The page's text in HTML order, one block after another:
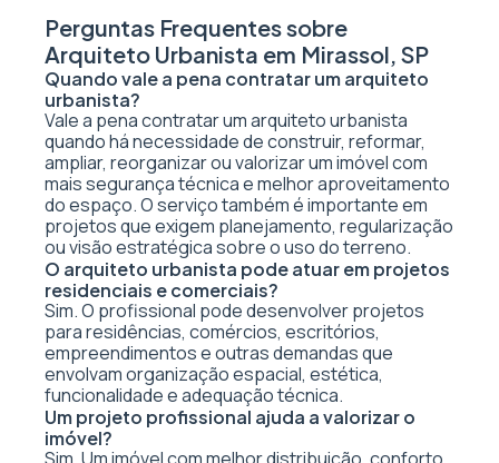
Perguntas Frequentes sobre
Arquiteto Urbanista em Mirassol, SP
Quando vale a pena contratar um arquiteto
urbanista?
Vale a pena contratar um arquiteto urbanista
quando há necessidade de construir, reformar,
ampliar, reorganizar ou valorizar um imóvel com
mais segurança técnica e melhor aproveitamento
do espaço. O serviço também é importante em
projetos que exigem planejamento, regularização
ou visão estratégica sobre o uso do terreno.
O arquiteto urbanista pode atuar em projetos
residenciais e comerciais?
Sim. O profissional pode desenvolver projetos
para residências, comércios, escritórios,
empreendimentos e outras demandas que
envolvam organização espacial, estética,
funcionalidade e adequação técnica.
Um projeto profissional ajuda a valorizar o
imóvel?